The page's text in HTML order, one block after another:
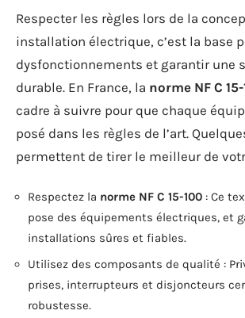
Respecter les règles lors de la
installation électrique, c’est la base
dysfonctionnements et garantir une
durable. En France, la norme NF C
cadre à suivre pour que chaque
posé dans les règles de l’art.
permettent de tirer le meilleur de
Respectez la norme NF C 15-100 : Ce
pose des équipements électriques, et
installations sûres et fiables.
Utilisez des composants de qualité :
prises, interrupteurs et disjoncteurs
robustesse.